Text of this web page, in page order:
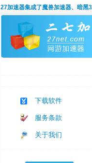
27加速器集成了魔兽加速器、暗黑
下载软件
服务条款
关于我们